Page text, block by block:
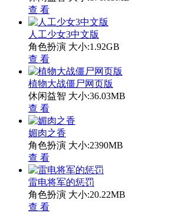
查 看
人工少女3中文版
角色扮演 大小:1.92GB
查 看
植物大战僵尸网页版
休闲益智 大小:36.03MB
查 看
媚肉之香
角色扮演 大小:2390MB
查 看
雷电将军的惩罚
角色扮演 大小:20.22MB
查 看